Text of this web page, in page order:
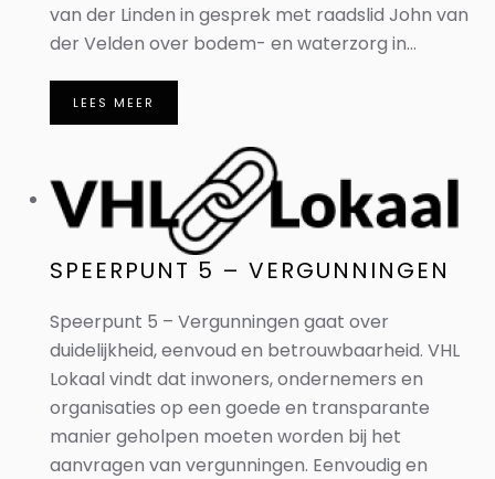
van der Linden in gesprek met raadslid John van
der Velden over bodem- en waterzorg in...
LEES MEER
SPEERPUNT 5 – VERGUNNINGEN
Speerpunt 5 – Vergunningen gaat over
duidelijkheid, eenvoud en betrouwbaarheid. VHL
Lokaal vindt dat inwoners, ondernemers en
organisaties op een goede en transparante
manier geholpen moeten worden bij het
aanvragen van vergunningen. Eenvoudig en